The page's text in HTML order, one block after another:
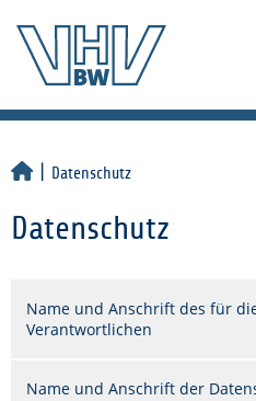
Datenschutz
Datenschutz
Name und Anschrift des für
Verantwortlichen
Name und Anschrift der